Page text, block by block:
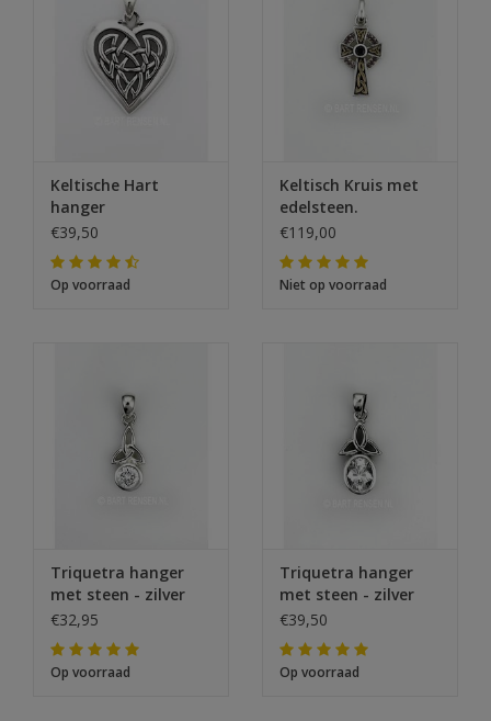
Keltische Hart
hanger
€39,50
Op voorraad
Keltisch Kruis met
edelsteen.
€119,00
Niet op voorraad
Triquetra hanger
met steen - zilver
€32,95
Op voorraad
Triquetra hanger
met steen - zilver
€39,50
Op voorraad